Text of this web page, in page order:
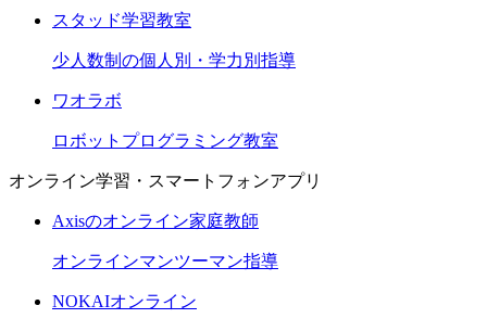
スタッド学習教室
少人数制の個人別・学力別指導
ワオラボ
ロボットプログラミング教室
オンライン学習・スマートフォンアプリ
Axisのオンライン家庭教師
オンラインマンツーマン指導
NOKAIオンライン